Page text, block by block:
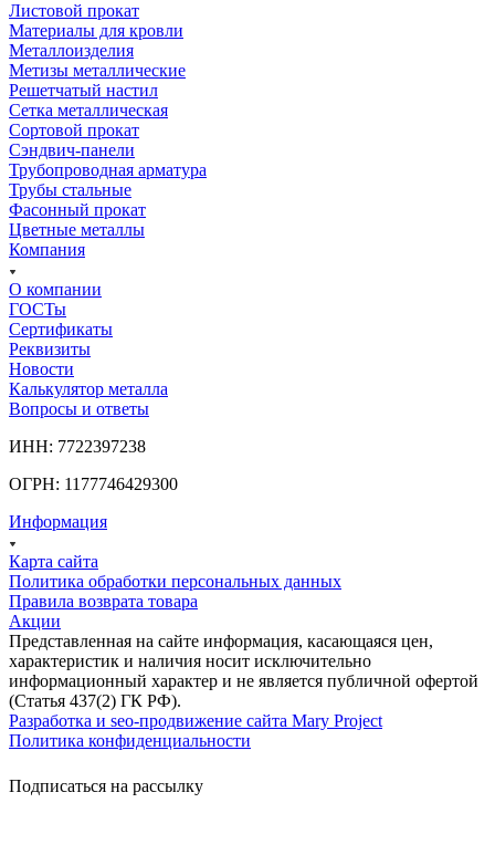
Листовой прокат
Материалы для кровли
Металлоизделия
Метизы металлические
Решетчатый настил
Сетка металлическая
Сортовой прокат
Сэндвич-панели
Трубопроводная арматура
Трубы стальные
Фасонный прокат
Цветные металлы
Компания
О компании
ГОСТы
Сертификаты
Реквизиты
Новости
Калькулятор металла
Вопросы и ответы
ИНН: 7722397238
ОГРН: 1177746429300
Информация
Карта сайта
Политика обработки персональных данных
Правила возврата товара
Акции
Представленная на сайте информация, касающаяся цен,
характеристик и наличия носит исключительно
информационный характер и не является публичной офертой
(Статья 437(2) ГК РФ).
Разработка и seo-продвижение сайта Mary Project
Политика конфиденциальности
Подписаться на рассылку